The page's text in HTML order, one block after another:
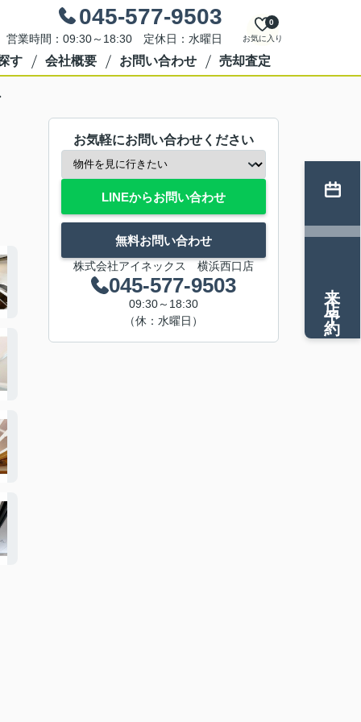
045-577-9503
営業時間：09:30～18:30 定休日：水曜日 お気に入り
0
す 会社概要 お問い合わせ 売却査定
お気軽にお問い合わせください
LINEからお問い合わせ
無料お問い合わせ
株式会社アイネックス 横浜西口店
045-577-9503
09:30～18:30
（休：水曜日）
来店予約